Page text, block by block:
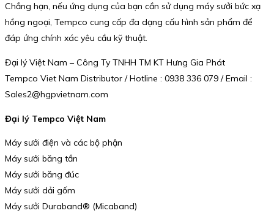
Chẳng hạn, nếu ứng dụng của bạn cần sử dụng máy sưởi bức xạ
hồng ngoại, Tempco cung cấp đa dạng cấu hình sản phẩm để
đáp ứng chính xác yêu cầu kỹ thuật.
Đại lý Việt Nam – Công Ty TNHH TM KT Hưng Gia Phát
Tempco Viet Nam Distributor / Hotline : 0938 336 079 / Email :
Sales2@hgpvietnam.com
Đại lý Tempco Việt Nam
Máy sưởi điện và các bộ phận
Máy sưởi băng tần
Máy sưởi băng đúc
Máy sưởi dải gốm
Máy sưởi Duraband® (Micaband)